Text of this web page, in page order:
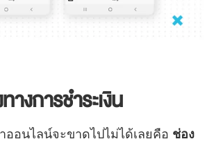
างการชำระเงิน
อนไลน์จะขาดไปไม่ได้เลยคือ ช่อง